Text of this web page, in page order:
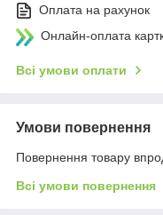
Оплата на рахунок
Онлайн-оплата
Всі умови оплати
Умови повернення
Повернення товару
Всі умови повернення